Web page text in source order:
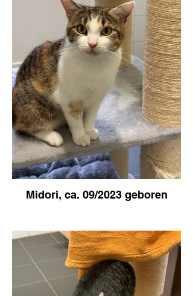
Midori, ca. 09/2023 geboren